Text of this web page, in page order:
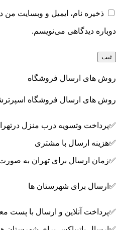
ذخیره نام، ایمیل و وبسایت من
دوباره دیدگاهی می‌نویسم.
روش های ارسال فروشگاه
روش های ارسال فروشگاه
✅پرداخت وتسویه درب منزل
✅هزینه ارسال با مشتری
✅زمان ارسال برای تهران به
✅ارسال برای شهرستان ها
✅پرداخت آنلاین و ارسال با پست